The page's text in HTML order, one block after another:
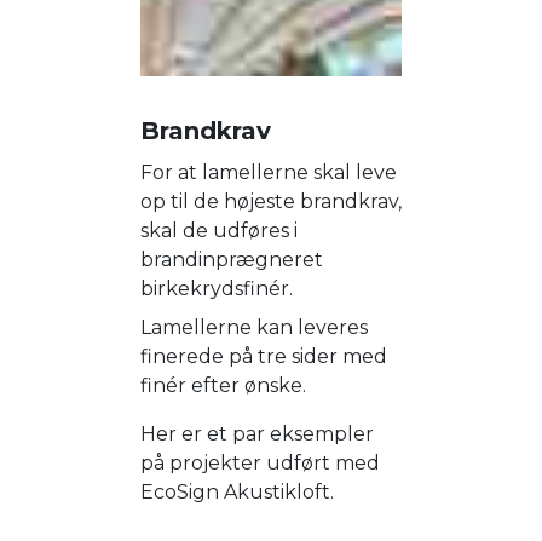
Brandkrav
For at lamellerne skal leve
op til de højeste brandkrav,
skal de udføres i
brandinprægneret
birkekrydsfinér.
Lamellerne kan leveres
finerede på tre sider med
finér efter ønske.
Her er et par eksempler
på projekter udført med
EcoSign Akustikloft.